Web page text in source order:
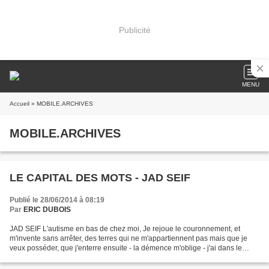
Publicité
MENU
Accueil » MOBILE.ARCHIVES
MOBILE.ARCHIVES
LE CAPITAL DES MOTS - JAD SEIF
Publié le 28/06/2014 à 08:19
Par ERIC DUBOIS
JAD SEIF L'autisme en bas de chez moi, Je rejoue le couronnement, et
m'invente sans arrêter, des terres qui ne m'appartiennent pas mais que je
veux posséder, que j'enterre ensuite - la démence m'oblige - j'ai dans le